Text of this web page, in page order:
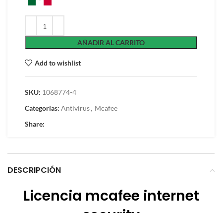
AÑADIR AL CARRITO
Add to wishlist
SKU: 1068774-4
Categorías: Antivirus, Mcafee
Share:
DESCRIPCIÓN
Licencia mcafee internet